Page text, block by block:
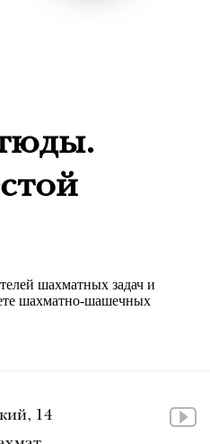
шахматных задач и
шахматно-шашечных
14